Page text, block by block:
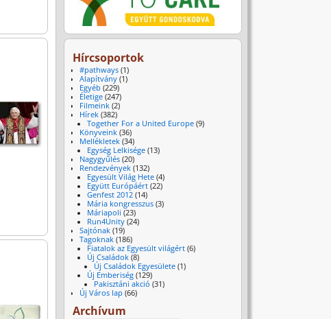
Hírcsoportok
#pathways (1)
Alapítvány (1)
Egyéb (229)
Életige (247)
Filmeink (2)
Hírek (382)
Together For a United Europe(9)
Könyveink (36)
Mellékletek (34)
Egység Lelkisége(13)
Nagygyűlés (20)
Rendezvények (132)
Egyesült Világ Hete(4)
Együtt Európáért(22)
Genfest 2012(14)
Mária kongresszus(3)
Máriapoli (23)
Run4Unity(24)
Sajtónak (19)
Tagoknak (186)
Fiatalok az Egyesült világért(6)
Új Családok(8)
Új Családok Egyesülete (1)
Új Emberiség(129)
Pakisztáni akció (31)
Új Város lap (66)
Archívum